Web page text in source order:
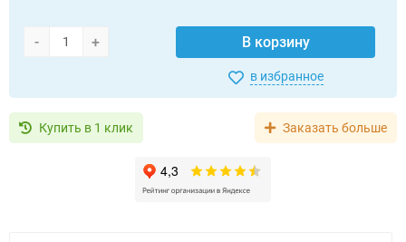
- + В корзину
в избранное
Купить в 1 клик Заказать больше